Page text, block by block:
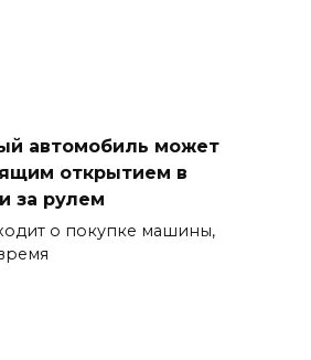
автомобиль может
открытием в
за рулем
о покупке машины,